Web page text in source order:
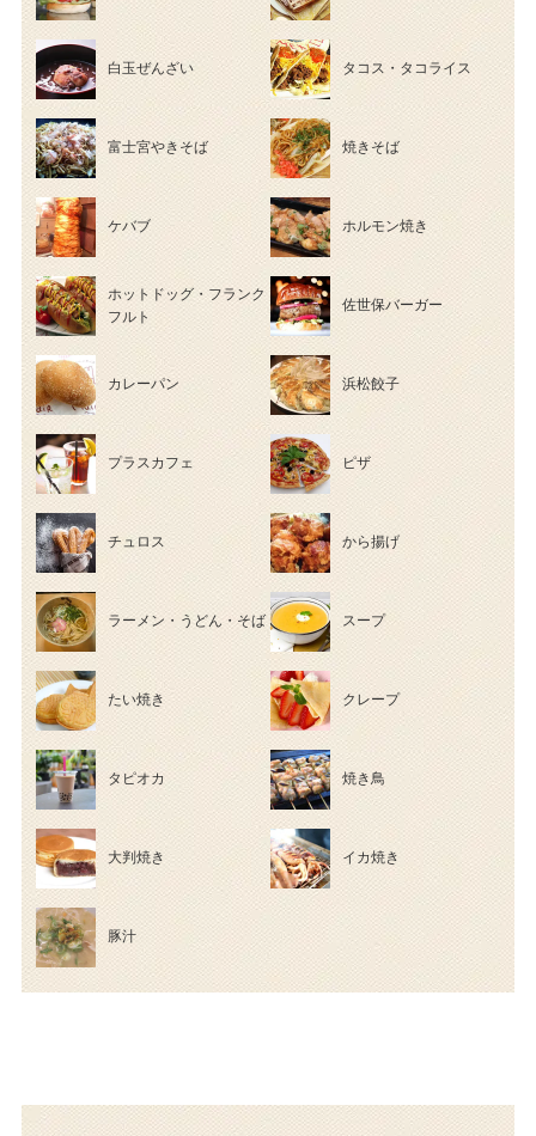
白玉ぜんざい タコス・タコライス
富士宮やきそば 焼きそば
ケバブ ホルモン焼き
ホットドッグ・フランク
フルト
佐世保バーガー
カレーパン 浜松餃子
プラスカフェ ピザ
チュロス から揚げ
ラーメン・うどん・そば スープ
たい焼き クレープ
タピオカ 焼き鳥
大判焼き イカ焼き
豚汁